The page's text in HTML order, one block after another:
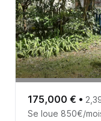
175,000 € •
Se loue 850€/